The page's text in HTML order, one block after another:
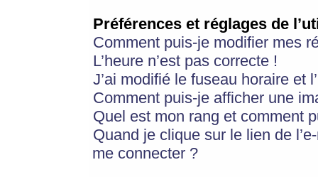
Préférences et réglages de
Comment puis-je modifier mes
L’heure n’est pas correcte !
J’ai modifié le fuseau horaire et
Comment puis-je afficher une
Quel est mon rang et comment
Quand je clique sur le lien de
me connecter ?